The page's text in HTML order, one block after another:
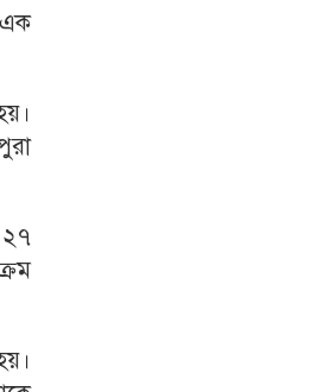
এক
২৭